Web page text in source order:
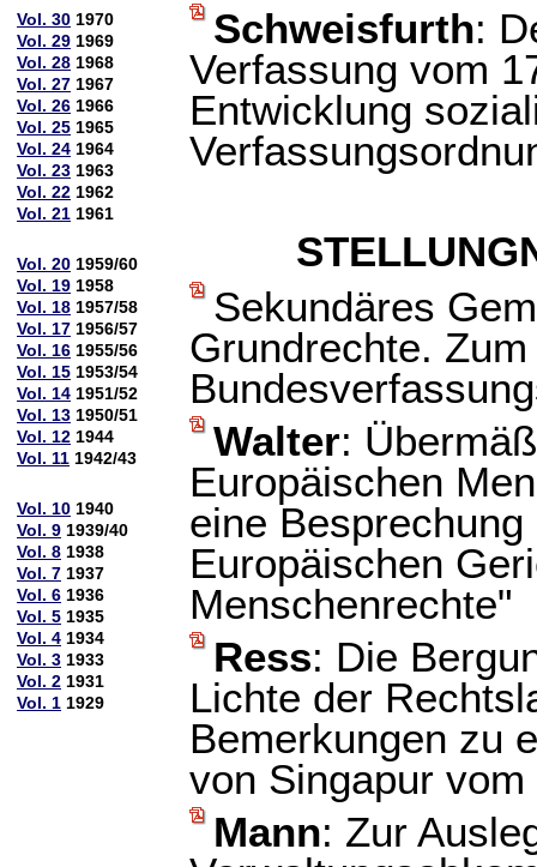
Vol. 30 1970
Vol. 29 1969
Vol. 28 1968
Vol. 27 1967
Vol. 26 1966
Vol. 25 1965
Vol. 24 1964
Vol. 23 1963
Vol. 22 1962
Vol. 21 1961
Vol. 20 1959/60
Vol. 19 1958
Vol. 18 1957/58
Vol. 17 1956/57
Vol. 16 1955/56
Vol. 15 1953/54
Vol. 14 1951/52
Vol. 13 1950/51
Vol. 12 1944
Vol. 11 1942/43
Vol. 10 1940
Vol. 9 1939/40
Vol. 8 1938
Vol. 7 1937
Vol. 6 1936
Vol. 5 1935
Vol. 4 1934
Vol. 3 1933
Vol. 2 1931
Vol. 1 1929
Schweisfurth:
Verfassung vom
Entwicklung
Sekundäres
Grundrechte.
Walter:
Europäischen
eine
Europäischen
Menschenrechte"
Ress: Die
Lichte der
Bemerkungen zu
von Singapur
Mann: Zur